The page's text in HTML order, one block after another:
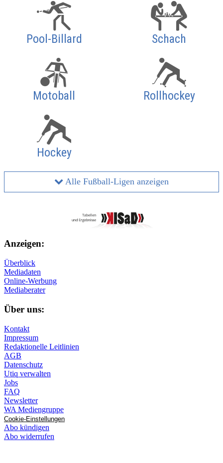
Pool-Billard Schach
Motoball Rollhockey
Hockey
Alle Fußball-Ligen anzeigen
Anzeigen:
Überblick
Mediadaten
Online-Werbung
Mediaberater
Über uns:
Kontakt
Impressum
Redaktionelle Leitlinien
AGB
Datenschutz
Utiq verwalten
Jobs
FAQ
Newsletter
WA Mediengruppe
Cookie-Einstellungen
Abo kündigen
Abo widerrufen